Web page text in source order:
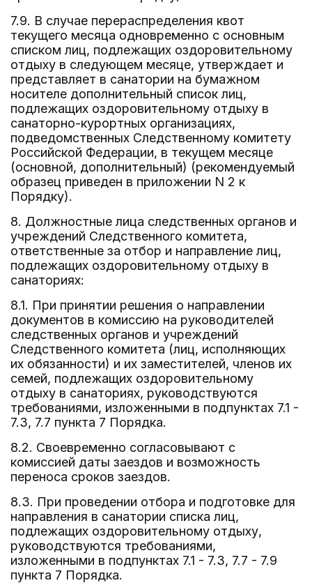
7.9. В случае перераспределения квот
текущего месяца одновременно с основным
списком лиц, подлежащих оздоровительному
отдыху в следующем месяце, утверждает и
представляет в санатории на бумажном
носителе дополнительный список лиц,
подлежащих оздоровительному отдыху в
санаторно-курортных организациях,
подведомственных Следственному комитету
Российской Федерации, в текущем месяце
(основной, дополнительный) (рекомендуемый
образец приведен в приложении N 2 к
Порядку).
8. Должностные лица следственных органов и
учреждений Следственного комитета,
ответственные за отбор и направление лиц,
подлежащих оздоровительному отдыху в
санаториях:
8.1. При принятии решения о направлении
документов в комиссию на руководителей
следственных органов и учреждений
Следственного комитета (лиц, исполняющих
их обязанности) и их заместителей, членов их
семей, подлежащих оздоровительному
отдыху в санаториях, руководствуются
требованиями, изложенными в подпунктах 7.1 -
7.3, 7.7 пункта 7 Порядка.
8.2. Своевременно согласовывают с
комиссией даты заездов и возможность
переноса сроков заездов.
8.3. При проведении отбора и подготовке для
направления в санатории списка лиц,
подлежащих оздоровительному отдыху,
руководствуются требованиями,
изложенными в подпунктах 7.1 - 7.3, 7.7 - 7.9
пункта 7 Порядка.